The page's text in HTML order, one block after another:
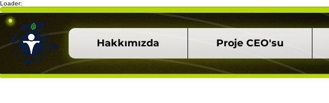
Loader:
Hakkımızda Proje CEO'su